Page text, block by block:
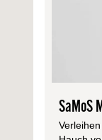
SaMoS